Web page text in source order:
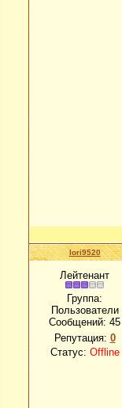
lori9520
Лейтенант
Группа:
Пользователи
Сообщений: 45
Репутация: 0
Статус: Offline